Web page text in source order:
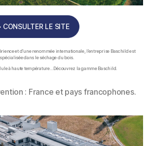
CONSULTER LE SITE
et d’une renommée internationale, l’entreprise Baschild est
spécialisée dans le séchage du bois.
à haute température…Découvrez la gamme Baschild.
: France et pays francophones.